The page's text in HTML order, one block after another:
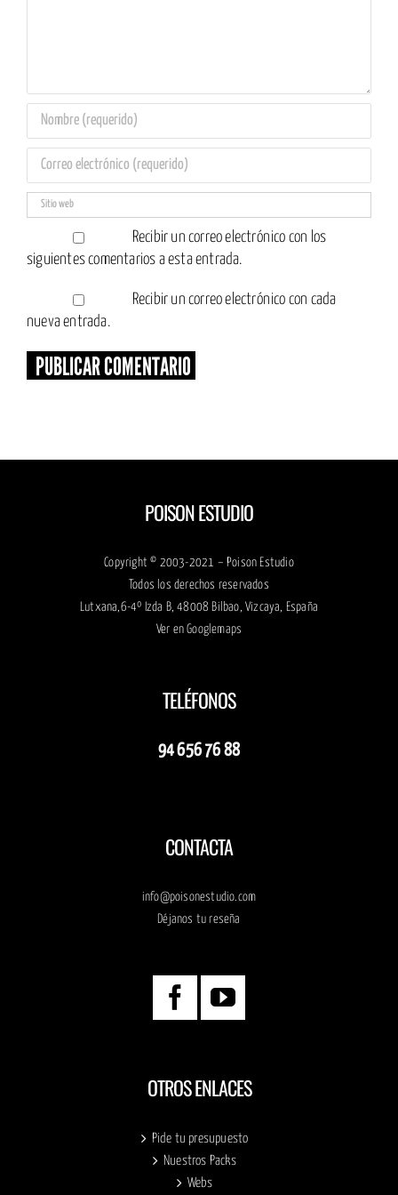
Recibir un correo electrónico con los
siguientes comentarios a esta entrada.
Recibir un correo electrónico con cada
nueva entrada.
POISON ESTUDIO
Copyright © 2003-2021 – Poison Estudio
Todos los derechos reservados
Lutxana,6-4º Izda B, 48008 Bilbao, Vizcaya, España
Ver enGooglemaps
TELÉFONOS
94 656 76 88
CONTACTA
info@poisonestudio.com
Déjanos tu reseña
OTROS ENLACES
Pide tu presupuesto
Nuestros Packs
Webs